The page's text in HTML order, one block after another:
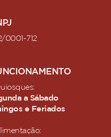
0001-712
a Sábado
e Feriados